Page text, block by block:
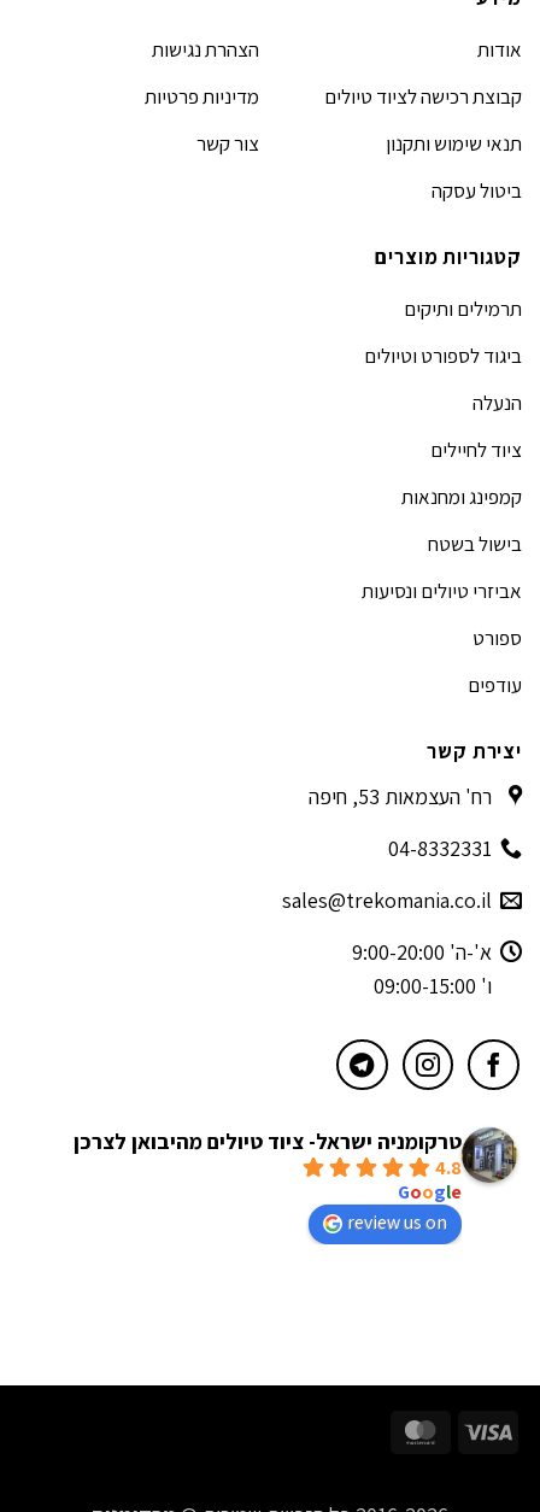
אודות
קבוצת רכישה לציוד טיולים
תנאי שימוש ותקנון
ביטול עסקה
הצהרת נגישות
מדיניות פרטיות
צור קשר
קטגוריות מוצרים
תרמילים ותיקים
ביגוד לספורט וטיולים
הנעלה
ציוד לחיילים
קמפינג ומחנאות
בישול בשטח
אביזרי טיולים ונסיעות
ספורט
עודפים
יצירת קשר
רח' העצמאות 53, חיפה
04-8332331
sales@trekomania.co.il
א'-ה' 9:00-20:00
ו' 09:00-15:00
טרקומניה ישראל- ציוד טיולים מהיבואן לצרכן
4.8
Google
review us on
Visa